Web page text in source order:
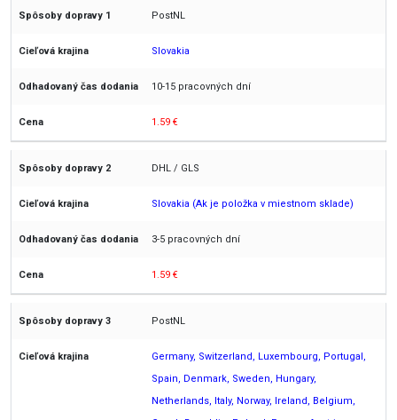
PostNL
Slovakia
10-15 pracovných dní
1.59 €
DHL / GLS
Slovakia (Ak je položka v miestnom sklade)
3-5 pracovných dní
1.59 €
PostNL
Germany, Switzerland, Luxembourg, Portugal,
Spain, Denmark, Sweden, Hungary,
Netherlands, Italy, Norway, Ireland, Belgium,